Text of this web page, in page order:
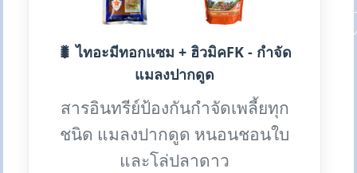
🐛 ไทอะมีทอกแซม + ฮิวมิคFK - กำจัด
แมลงปากดูด
สารอินทรีย์ป้องกันกำจัดเพลี้ยทุก
ชนิด แมลงปากดูด หนอนชอนใบ
และโล่ปลาดาว